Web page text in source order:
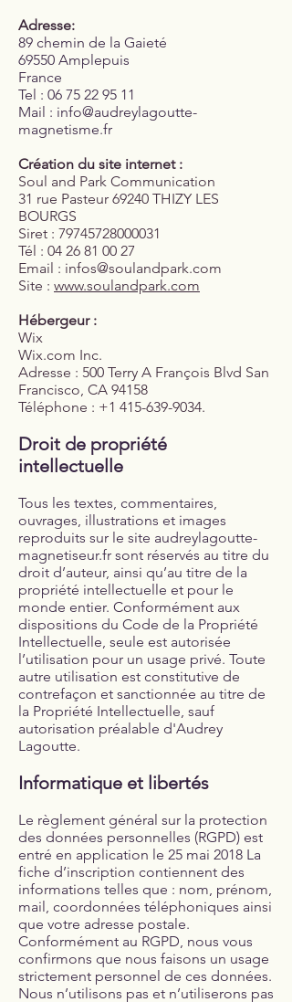
Adresse:
89 chemin de la Gaieté
69550 Amplepuis
France
Tel : 06 75 22 95 11
Mail : info@audreylagoutte-
magnetisme.fr
Création du site internet :
Soul and Park Communication
31 rue Pasteur 69240 THIZY LES
BOURGS
Siret : 79745728000031
Tél : 04 26 81 00 27
Email : infos@soulandpark.com
Site : www.soulandpark.com
Hébergeur :
Wix
Wix.com Inc.
Adresse : 500 Terry A François Blvd San
Francisco, CA 94158
Téléphone : +1 415-639-9034.
Droit de propriété
intellectuelle
Tous les textes, commentaires,
ouvrages, illustrations et images
reproduits sur le site audreylagoutte-
magnetiseur.fr sont réservés au titre du
droit d’auteur, ainsi qu’au titre de la
propriété intellectuelle et pour le
monde entier. Conformément aux
dispositions du Code de la Propriété
Intellectuelle, seule est autorisée
l’utilisation pour un usage privé. Toute
autre utilisation est constitutive de
contrefaçon et sanctionnée au titre de
la Propriété Intellectuelle, sauf
autorisation préalable d'Audrey
Lagoutte.
Informatique et libertés
Le règlement général sur la protection
des données personnelles (RGPD) est
entré en application le 25 mai 2018 La
fiche d’inscription contiennent des
informations telles que : nom, prénom,
mail, coordonnées téléphoniques ainsi
que votre adresse postale.
Conformément au RGPD, nous vous
confirmons que nous faisons un usage
strictement personnel de ces données.
Nous n’utilisons pas et n’utiliserons pas